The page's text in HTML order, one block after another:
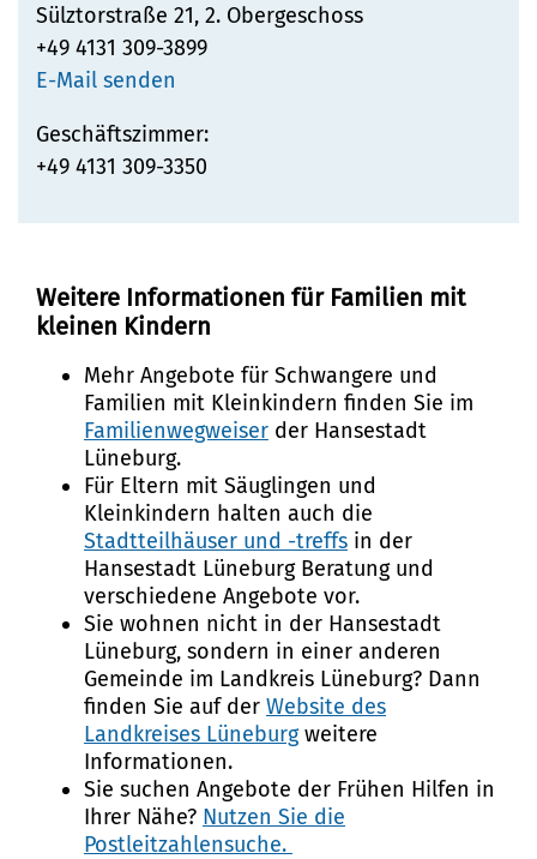
Sülztorstraße 21, 2. Obergeschoss
+49 4131 309-3899
E-Mail senden
Geschäftszimmer:
+49 4131 309-3350
Weitere Informationen für Familien mit
kleinen Kindern
Mehr Angebote für Schwangere und
Familien mit Kleinkindern finden Sie im
Familienwegweiser der Hansestadt
Lüneburg.
Für Eltern mit Säuglingen und
Kleinkindern halten auch die
Stadtteilhäuser und -treffs in der
Hansestadt Lüneburg Beratung und
verschiedene Angebote vor.
Sie wohnen nicht in der Hansestadt
Lüneburg, sondern in einer anderen
Gemeinde im Landkreis Lüneburg? Dann
finden Sie auf der Website des
Landkreises Lüneburgweitere
Informationen.
Sie suchen Angebote der Frühen Hilfen in
Ihrer Nähe? Nutzen Sie die
Postleitzahlensuche.